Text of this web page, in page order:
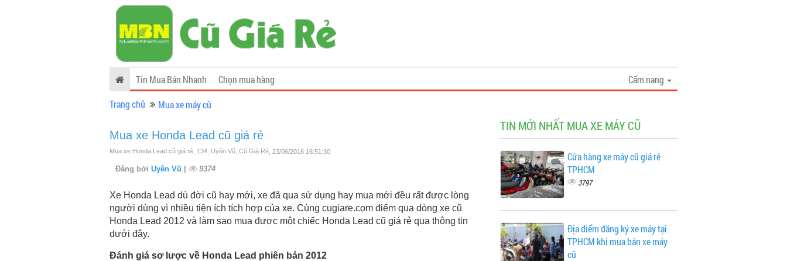
Cẩm nang
Tin Mua Bán Nhanh
Chọn mua hàng
Trang chủ
Mua xe máy cũ
Mua xe Honda Lead cũ giá rẻ
Mua xe Honda Lead cũ giá rẻ, 134, Uyên Vũ, Cũ Giá Rẻ , 23/06/2016 16:51:30
Đăng bởi Uyên Vũ | 9374
Xe Honda Lead dù đời cũ hay mới, xe đã qua sử dụng hay mua mới đều rất được lòng
người dùng vì nhiều tiện ích tích hợp của xe. Cùng cugiare.com điểm qua dòng xe cũ
Honda Lead 2012 và làm sao mua được một chiếc Honda Lead cũ giá rẻ qua thông tin
dưới đây.
Đánh giá sơ lược về Honda Lead phiên bản 2012
TIN MỚI NHẤT MUA XE MÁY CŨ
Cửa hàng xe máy cũ giá rẻ
TPHCM
3797
Địa điểm đăng ký xe máy tại
TPHCM khi mua bán xe máy
cũ